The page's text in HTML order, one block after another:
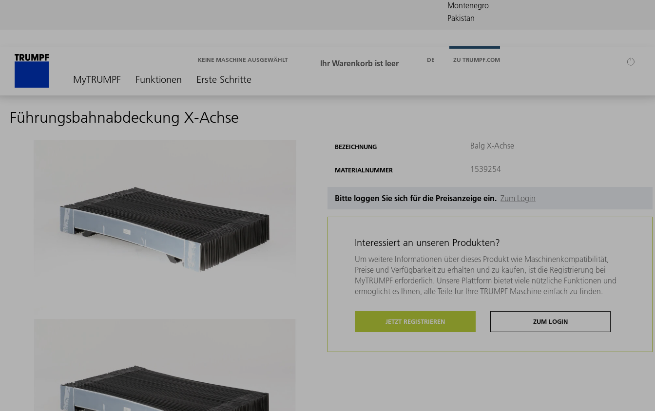
MyTRUMPF Funktionen Erste Schritte
KEINE MASCHINE AUSGEWÄHLT DE ZU TRUMPF.COM
Führungsbahnabdeckung X-Achse
BEZEICHNUNG Balg X-Achse
MATERIALNUMMER 1539254
Bitte loggen Sie sich für die Preisanzeige ein. Zum Login
Interessiert an unseren Produkten?
Um weitere Informationen über dieses Produkt wie Maschinenkompatibilität,
Preise und Verfügbarkeit zu erhalten und zu kaufen, ist die Registrierung bei
MyTRUMPF erforderlich. Unsere Plattform bietet viele nützliche Funktionen und
ermöglicht es Ihnen, alle Teile für Ihre TRUMPF Maschine einfach zu finden.
JETZT REGISTRIEREN ZUM LOGIN